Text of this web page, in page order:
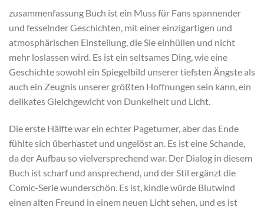
zusammenfassung Buch ist ein Muss für Fans spannender
und fesselnder Geschichten, mit einer einzigartigen und
atmosphärischen Einstellung, die Sie einhüllen und nicht
mehr loslassen wird. Es ist ein seltsames Ding, wie eine
Geschichte sowohl ein Spiegelbild unserer tiefsten Ängste als
auch ein Zeugnis unserer größten Hoffnungen sein kann, ein
delikates Gleichgewicht von Dunkelheit und Licht.
Die erste Hälfte war ein echter Pageturner, aber das Ende
fühlte sich überhastet und ungelöst an. Es ist eine Schande,
da der Aufbau so vielversprechend war. Der Dialog in diesem
Buch ist scharf und ansprechend, und der Stil ergänzt die
Comic-Serie wunderschön. Es ist, kindle würde Blutwind
einen alten Freund in einem neuen Licht sehen, und es ist